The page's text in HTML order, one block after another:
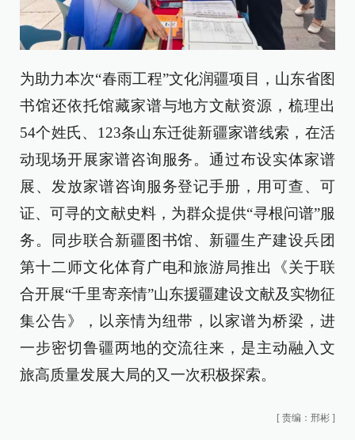
为助力本次“春雨工程”文化润疆项目，山东省图
书馆还依托馆藏家谱与地方文献资源，梳理出
54个姓氏、123条山东迁徙新疆家谱线索，在活
动现场开展家谱咨询服务。通过布设实体家谱
展、发放家谱咨询服务登记手册，用可查、可
证、可寻的文献史料，为群众提供“寻根问谱”服
务。同步联合新疆图书馆、新疆生产建设兵团
第十二师文化体育广电和旅游局推出《关于联
合开展“千里寄亲情”山东援疆建设文献及实物征
集公告》，以亲情为纽带，以家谱为桥梁，进
一步密切鲁疆两地的交流往来，是主动融入文
旅高质量发展大局的又一次积极探索。
[ 责编：邢彬 ]